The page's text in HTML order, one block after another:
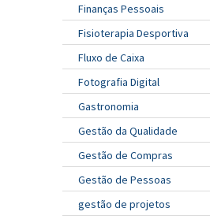
Finanças Pessoais
Fisioterapia Desportiva
Fluxo de Caixa
Fotografia Digital
Gastronomia
Gestão da Qualidade
Gestão de Compras
Gestão de Pessoas
gestão de projetos